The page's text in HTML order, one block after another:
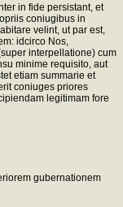
in fide persistant, et
coniugibus in
velint, ut par est,
idcirco Nos,
interpellatione) cum
minime requisito, aut
etiam summarie et
coniuges priores
legitimam fore
gubernationem